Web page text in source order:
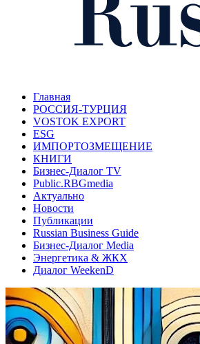
Главная
РОССИЯ-ТУРЦИЯ
VOSTOK EXPORT
ESG
ИМПОРТОЗМЕЩЕНИЕ
КНИГИ
Бизнес-Диалог TV
Public.RBGmedia
Актуально
Новости
Публикации
Russian Business Guide
Бизнес-Диалог Media
Энергетика & ЖКХ
Диалог WeekenD